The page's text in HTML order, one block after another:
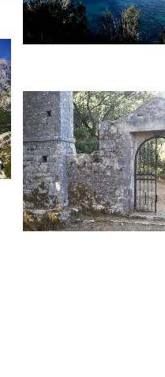
Ανακοινώσεις
Ανακοινώσεις